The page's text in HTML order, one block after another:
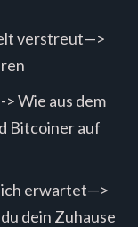
verstreut—>
Wie aus dem
Bitcoiner auf
erwartet—>
dein Zuhause